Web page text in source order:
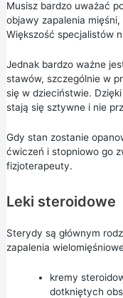
Musisz bardzo uważać
objawy zapalenia mięśni,
Większość specjalistów
Jednak bardzo ważne
stawów, szczególnie w
się w dzieciństwie.
stają się sztywne i nie
Gdy stan zostanie
ćwiczeń i stopniowo go
fizjoterapeuty.
Leki steroidowe
Sterydy są głównym
zapalenia
kremy
dotkniętych